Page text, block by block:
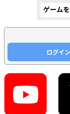
ログイン